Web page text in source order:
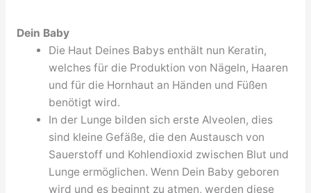
Dein Baby
Die Haut Deines Babys enthält nun Keratin,
welches für die Produktion von Nägeln, Haaren
und für die Hornhaut an Händen und Füßen
benötigt wird.
In der Lunge bilden sich erste Alveolen, dies
sind kleine Gefäße, die den Austausch von
Sauerstoff und Kohlendioxid zwischen Blut und
Lunge ermöglichen. Wenn Dein Baby geboren
wird und es beginnt zu atmen, werden diese